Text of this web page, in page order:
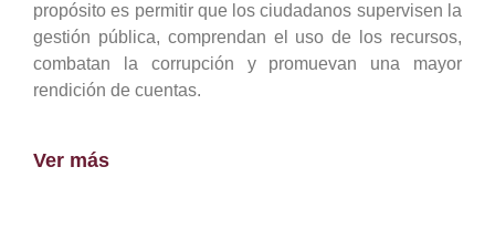
propósito es permitir que los ciudadanos supervisen la
gestión pública, comprendan el uso de los recursos,
combatan la corrupción y promuevan una mayor
rendición de cuentas.
Ver más